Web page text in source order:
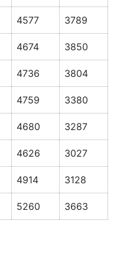
4577 3789
4674 3850
4736 3804
4759 3380
4680 3287
4626 3027
4914 3128
5260 3663